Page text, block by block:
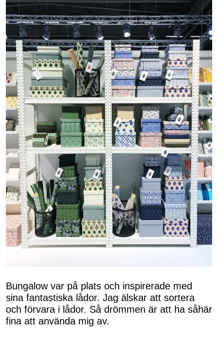
Bungalow var på plats och inspirerade med
sina fantastiska lådor. Jag älskar att sortera
och förvara i lådor. Så drömmen är att ha såhär
fina att använda mig av.